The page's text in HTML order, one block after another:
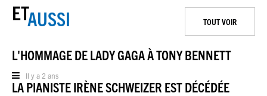
ETAUSSI TOUT VOIR
L'HOMMAGE DE LADY GAGA À TONY BENNETT
Il y a 2 ans
LA PIANISTE IRÈNE SCHWEIZER EST DÉCÉDÉE